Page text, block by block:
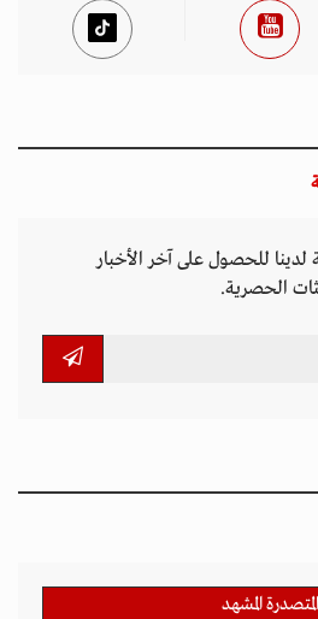
لدينا للحصول على آخر الأخبار
الحصرية.
المتصدرة المشهد